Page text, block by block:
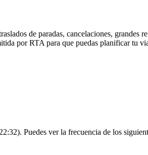
de paradas, cancelaciones, grandes
por RTA para que puedas planificar tu
Puedes ver la frecuencia de los